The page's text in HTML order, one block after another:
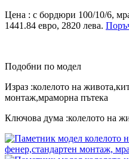
Цена : с бордюри 100/10/6,
1441.84 евро, 2820 лева.
Подобни по модел
Израз :колелото на
монтаж,мраморна пътека
Ключова дума :колелото на